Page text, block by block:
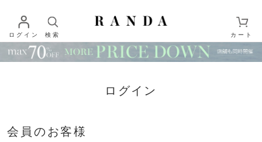
ログイン 検索 カート
ログイン
会員のお客様